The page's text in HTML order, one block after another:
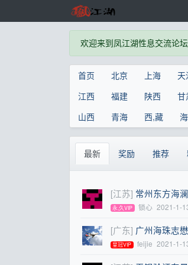
欢迎来到凤江湖性息交流论
首页 北京 上海 天
江西
福建 陕西 甘
山西
青海 西,藏
最新 奖励 推荐
[江苏] 常州东方海
永,久VIP 锁心 2021-1-
[广东] 广州海珠志
皇冠VIP feijie 2021-1-